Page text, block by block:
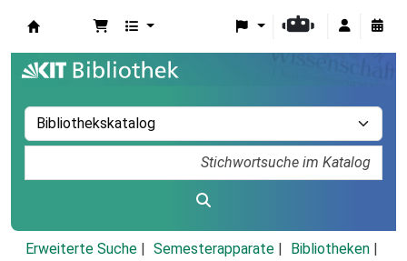
Erweiterte Suche Semesterapparate
Bibliotheken